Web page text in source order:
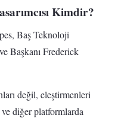
Kimdir?
Baş Teknoloji
Başkanı Frederick
değil, eleştirmenleri
diğer platformlarda